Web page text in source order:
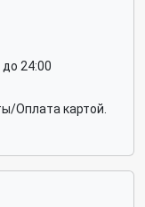
24:00
Оплата картой.